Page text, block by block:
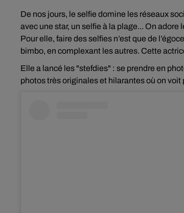
De nos jours, le selfie domine les réseaux
avec une star, un selfie à la plage... On
Pour elle, faire des selfies n’est que de
bimbo, en complexant les autres. Cette
Elle a lancé les "stefdies" : se prendre en
photos très originales et hilarantes où on voit